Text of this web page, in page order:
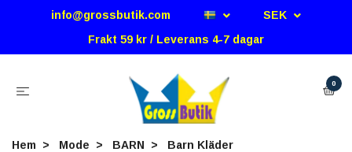
info@grossbutik.com
SEK
Frakt 59 kr / Leverans 4-7 dagar
0
Hem Mode BARN
Barn Kläder